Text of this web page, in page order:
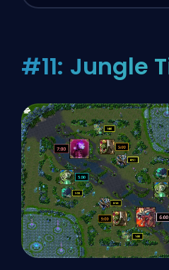
#11: Jungle